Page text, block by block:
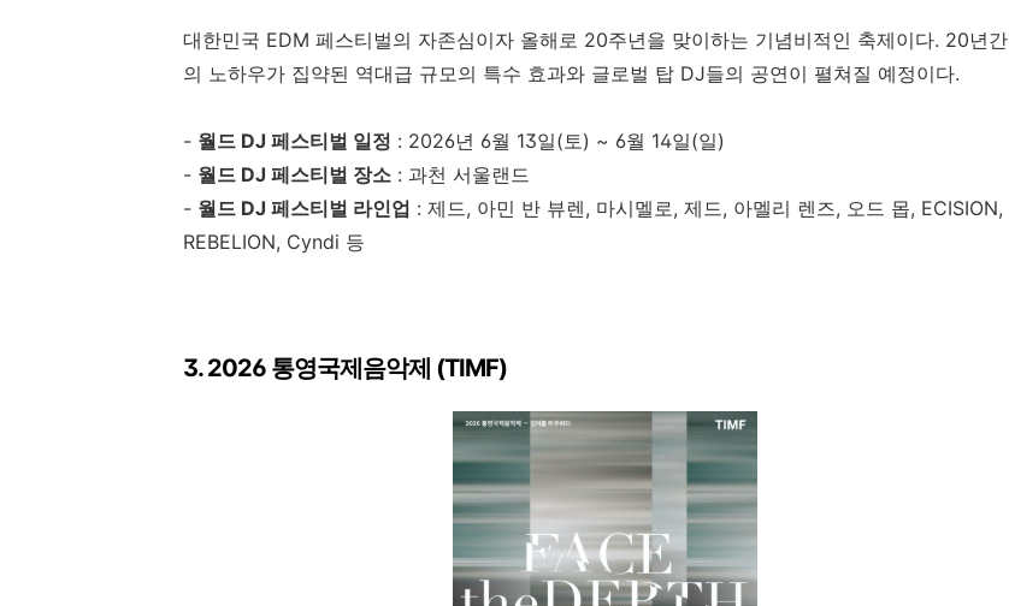
대한민국 EDM 페스티벌의 자존심이자 올해로 20주년을 맞이하는 기념비적인 축제이다. 20년간
의 노하우가 집약된 역대급 규모의 특수 효과와 글로벌 탑 DJ들의 공연이 펼쳐질 예정이다.
- 월드 DJ 페스티벌 일정 : 2026년 6월 13일(토) ~ 6월 14일(일)
- 월드 DJ 페스티벌 장소 : 과천 서울랜드
- 월드 DJ 페스티벌 라인업 : 제드, 아민 반 뷰렌, 마시멜로, 제드, 아멜리 렌즈, 오드 몹, ECISION,
REBELION, Cyndi 등
3. 2026 통영국제음악제 (TIMF)